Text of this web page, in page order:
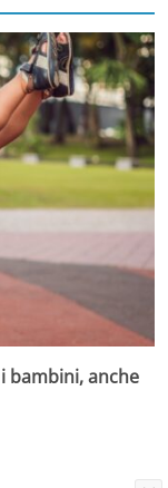
bambini, anche